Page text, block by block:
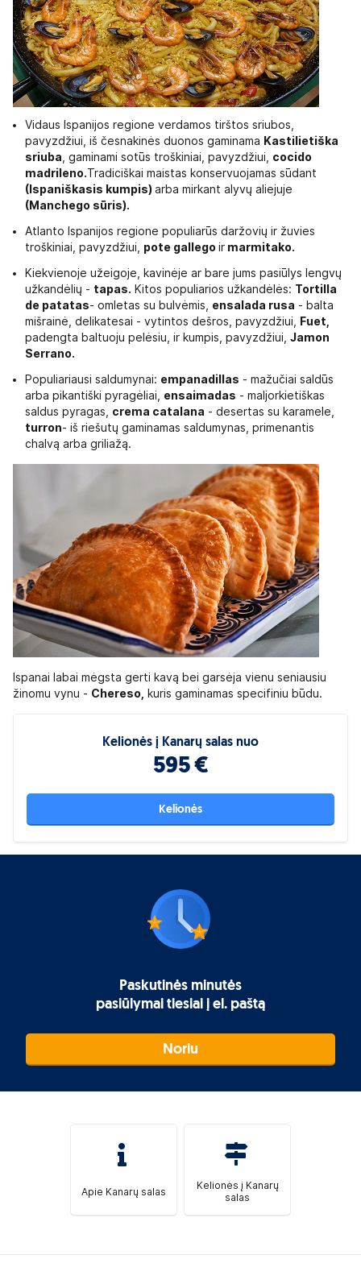
Vidaus Ispanijos regione verdamos tirštos sriubos,
pavyzdžiui, iš česnakinės duonos gaminama Kastilietiška
sriuba , gaminami sotūs troškiniai, pavyzdžiui, cocido
madrileno.Tradiciškai maistas konservuojamas sūdant
(Ispaniškasis kumpis)arba mirkant alyvų aliejuje
(Manchego sūris).
Atlanto Ispanijos regione populiarūs daržovių ir žuvies
troškiniai, pavyzdžiui, pote gallegoir marmitako.
Kiekvienoje užeigoje, kavinėje ar bare jums pasiūlys lengvų
užkandėlių - tapas. Kitos populiarios užkandėlės: Tortilla
de patatas- omletas su bulvėmis, ensalada rusa - balta
mišrainė, delikatesai - vytintos dešros, pavyzdžiui,
Fuet,
padengta baltuoju pelėsiu, ir kumpis, pavyzdžiui, Jamon
Serrano.
Populiariausi saldumynai: empanadillas - mažučiai saldūs
arba pikantiški pyragėliai, ensaimadas - maljorkietiškas
saldus pyragas, crema catalana - desertas su karamele,
turron- iš riešutų gaminamas saldumynas, primenantis
chalvą arba griliažą.
Ispanai labai mėgsta gerti kavą bei garsėja vienu seniausiu
žinomu vynu - Chereso, kuris gaminamas specifiniu būdu.
Kelionės į Kanarų salas nuo
595 €
Kelionės
Paskutinės minutės
pasiūlymai tiesiai į el. paštą
Noriu
Apie Kanarų salas
Kelionės į Kanarų
salas